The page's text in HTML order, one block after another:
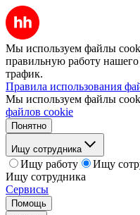
Мы используем файлы
правильную работу нашего
трафик.
Правила использования
Мы используем файлы
файлов cookie
Понятно
Ищу сотрудника
Ищу работу
Ищу
Ищу сотрудника
Сервисы
Помощь